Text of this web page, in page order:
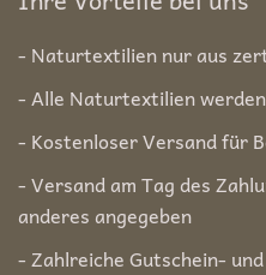
- Naturtextilien nur aus
- Alle Naturtextilien
- Kostenloser Versand für
- Versand am Tag des
anderes angegeben
- Zahlreiche Gutschein-